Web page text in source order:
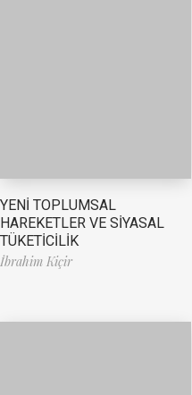
YENİ TOPLUMSAL
HAREKETLER VE SİYASAL
TÜKETİCİLİK
İbrahim Kiçir